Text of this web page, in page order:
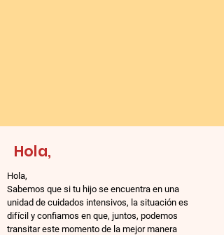
Hola,
Hola,
Sabemos que si tu hijo se encuentra en una
unidad de cuidados intensivos, la situación es
difícil y confiamos en que, juntos, podemos
transitar este momento de la mejor manera